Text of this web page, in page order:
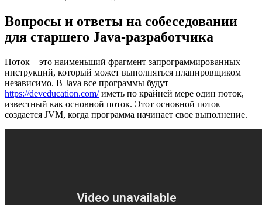
Вопросы и ответы на собеседовании
для старшего Java-разработчика
Поток – это наименьший фрагмент запрограммированных
инструкций, который может выполняться планировщиком
независимо. В Java все программы будут
https://deveducation.com/иметь по крайней мере один поток,
известный как основной поток. Этот основной поток
создается JVM, когда программа начинает свое выполнение.